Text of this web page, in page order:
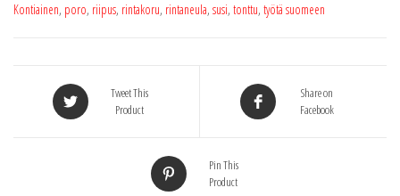
Kontiainen, poro, riipus, rintakoru, rintaneula, susi, tonttu, työtä suomeen
Tweet This
Product
Share on
Facebook
Pin This
Product